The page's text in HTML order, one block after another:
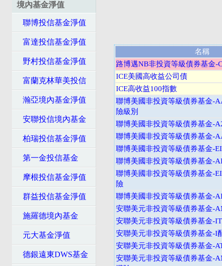
境內基金淨值
聯博投信基金淨值
富達投信基金淨值
野村投信基金淨值
富蘭克林華美投信
瀚亞境內基金淨值
安聯投信境內基金
柏瑞投信基金淨值
第一金投信基金
摩根投信基金淨值
群益投信基金淨值
施羅德境內基金
元大基金淨值
德銀遠東DWS基金
名稱
路博邁NB非投資等級債券基金-
ICE美國高收益公司債
ICE高收益100指數
聯博美國非投資等級債券基金-
險級別
聯博美國非投資等級債券基金-
聯博美國非投資等級債券基金-
聯博美國非投資等級債券基金-
聯博美國非投資等級債券基金-
聯博美國非投資等級債券基金-
險
聯博美國非投資等級債券基金-
安聯美元非投資等級債券基金-
安聯美元非投資等級債券基金-
安聯美元非投資等級債券基金-I
安聯美元非投資等級債券基金-
安聯美元非投資等級債券基金-